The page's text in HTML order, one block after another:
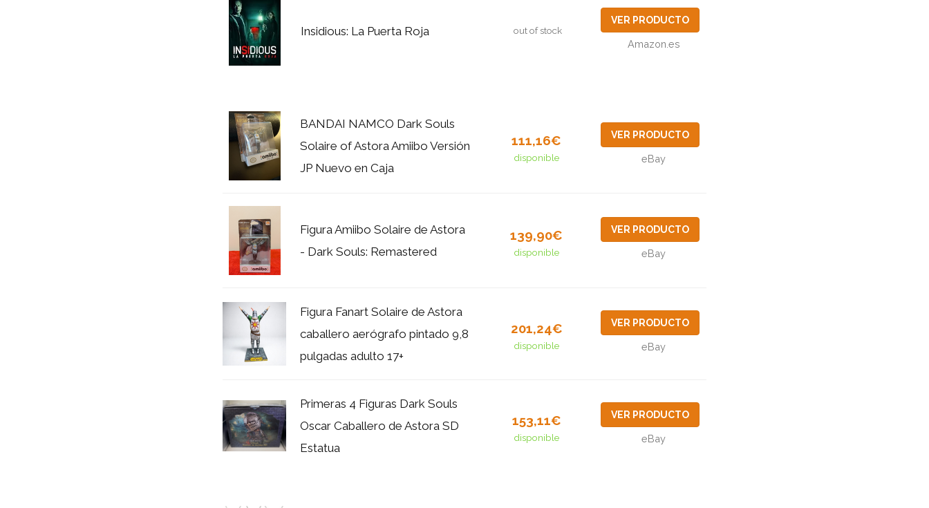
Insidious: La Puerta Roja out of stock
VER PRODUCTO
Amazon.es
BANDAI NAMCO Dark Souls
Solaire of Astora Amiibo Versión
JP Nuevo en Caja
111,16€
disponible
VER PRODUCTO
eBay
Figura Amiibo Solaire de Astora
- Dark Souls: Remastered
139,90€
disponible
VER PRODUCTO
eBay
Figura Fanart Solaire de Astora
caballero aerógrafo pintado 9,8
pulgadas adulto 17+
201,24€
disponible
VER PRODUCTO
eBay
Primeras 4 Figuras Dark Souls
Oscar Caballero de Astora SD
Estatua
153,11€
disponible
VER PRODUCTO
eBay